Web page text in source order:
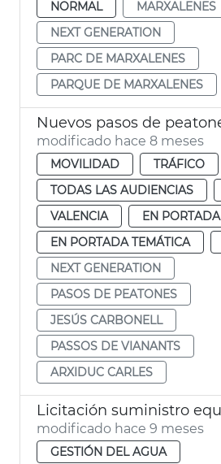
NORMAL
MARXALENES
NEXT GENERATION
PARC DE MARXALENES
PARQUE DE MARXALENES
modificado hace 8 meses
MOVILIDAD
TRÁFICO
TODAS LAS AUDIENCIAS
VALENCIA
EN PORTADA
EN PORTADA TEMÁTICA
NEXT GENERATION
PASOS DE PEATONES
JESÚS CARBONELL
PASSOS DE VIANANTS
ARXIDUC CARLES
modificado hace 9 meses
GESTIÓN DEL AGUA